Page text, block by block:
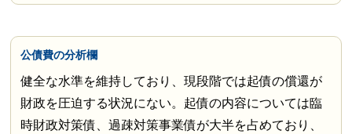
公債費の分析欄
健全な水準を維持しており、現段階では起債の償還が
財政を圧迫する状況にない。起債の内容については臨
時財政対策債、過疎対策事業債が大半を占めており、